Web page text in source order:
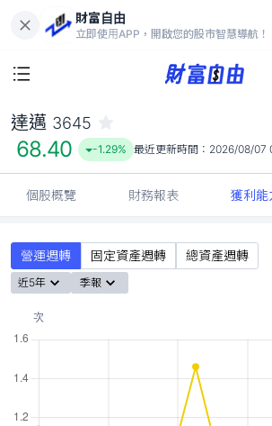
財富自由
立即使用APP，開啟您的股市智慧導航！
68.40
-1.29%
達邁 3645
68.40 -1.29% 最近更新時間： 2026/08/07
個股概覽 財務報表 獲利能
營運週轉 固定資產週轉 總資產週轉
近5年 季報